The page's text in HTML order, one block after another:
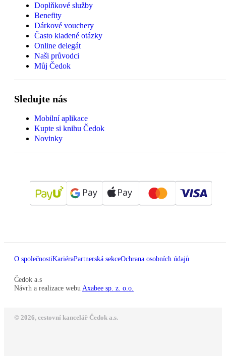
Doplňkové služby
Benefity
Dárkové vouchery
Často kladené otázky
Online delegát
Naši průvodci
Můj Čedok
Sledujte nás
Mobilní aplikace
Kupte si knihu Čedok
Novinky
O společnostiKariéraPartnerská sekceOchrana osobních údajů
Čedok a.s
Návrh a realizace webu Axabee sp. z. o.o.
© 2026, cestovní kancelář Čedok a.s.